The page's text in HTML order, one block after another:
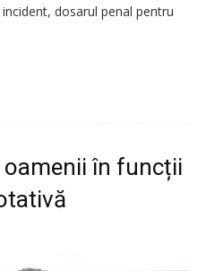
dosarul penal pentru
oamenii în funcții